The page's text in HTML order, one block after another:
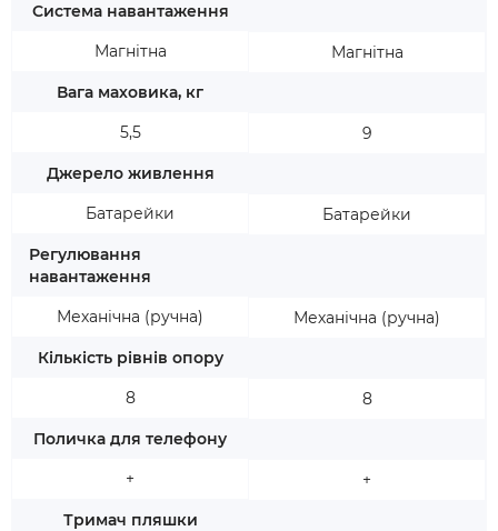
Система навантаження
Магнітна
Вага маховика, кг
5,5
Джерело живлення
Батарейки
Регулювання
навантаження
Механічна (ручна)
Кількість рівнів опору
8
Поличка для телефону
+
Тримач пляшки
Магнітна
9
Батарейки
Механічна (ручна)
8
+